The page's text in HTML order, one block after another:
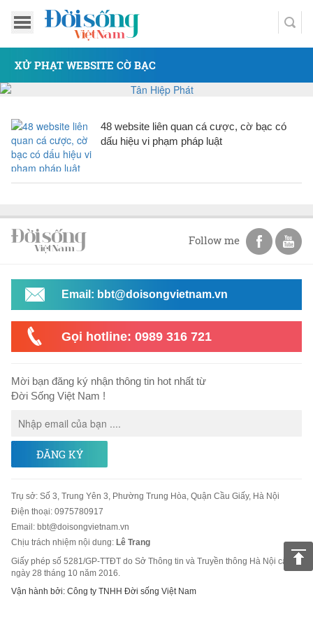
XỬ PHẠT WEBSITE CỜ BẠC
48 website liên quan cá cược, cờ bạc có
dấu hiệu vi phạm pháp luật
Follow me
Email: bbt@doisongvietnam.vn
Gọi hotline: 0989 316 721
Mời bạn đăng ký nhận thông tin hot nhất từ
Đời Sống Việt Nam !
ĐĂNG KÝ
Trụ sở: Số 3, Trung Yên 3, Phường Trung Hòa, Quận Cầu Giấy, Hà Nội
Điện thoại: 0975780917
Email : bbt@doisongvietnam.vn
Chịu trách nhiệm nội dung: Lê Trang
Giấy phép số 5281/GP-TTĐT do Sở Thông tin và Truyền thông Hà Nội cấp
ngày 28 tháng 10 năm 2016.
Vận hành bởi: Công ty TNHH Đời sống Việt Nam